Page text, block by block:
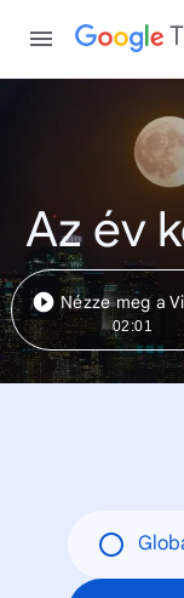
Az év
Nézze meg a
02:01